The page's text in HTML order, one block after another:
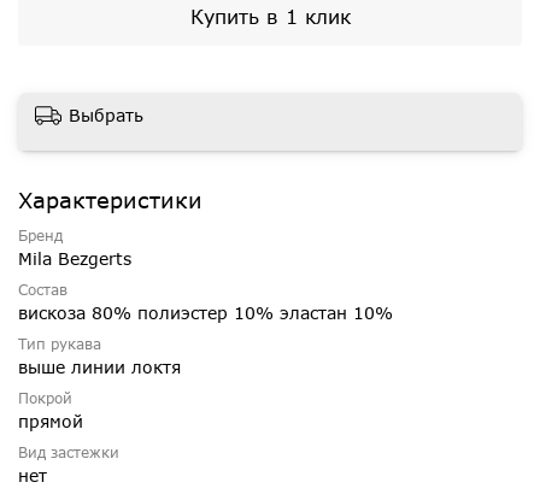
Купить в 1 клик
Выбрать
Характеристики
Бренд
Mila Bezgerts
Состав
вискоза 80% полиэстер 10% эластан 10%
Тип рукава
выше линии локтя
Покрой
прямой
Вид застежки
нет